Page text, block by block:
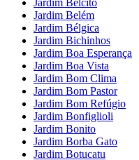
Jardim Belém
Jardim Bélgica
Jardim Bichinhos
Jardim Boa Esperança
Jardim Boa Vista
Jardim Bom Clima
Jardim Bom Pastor
Jardim Bom Refúgio
Jardim Bonfiglioli
Jardim Bonito
Jardim Borba Gato
Jardim Botucatu